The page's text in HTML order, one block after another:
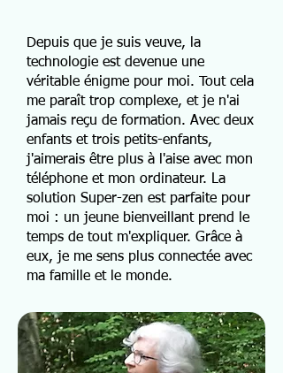
Depuis que je suis veuve, la
technologie est devenue une
véritable énigme pour moi. Tout cela
me paraît trop complexe, et je n'ai
jamais reçu de formation. Avec deux
enfants et trois petits-enfants,
j'aimerais être plus à l'aise avec mon
téléphone et mon ordinateur. La
solution Super-zen est parfaite pour
moi : un jeune bienveillant prend le
temps de tout m'expliquer. Grâce à
eux, je me sens plus connectée avec
ma famille et le monde.